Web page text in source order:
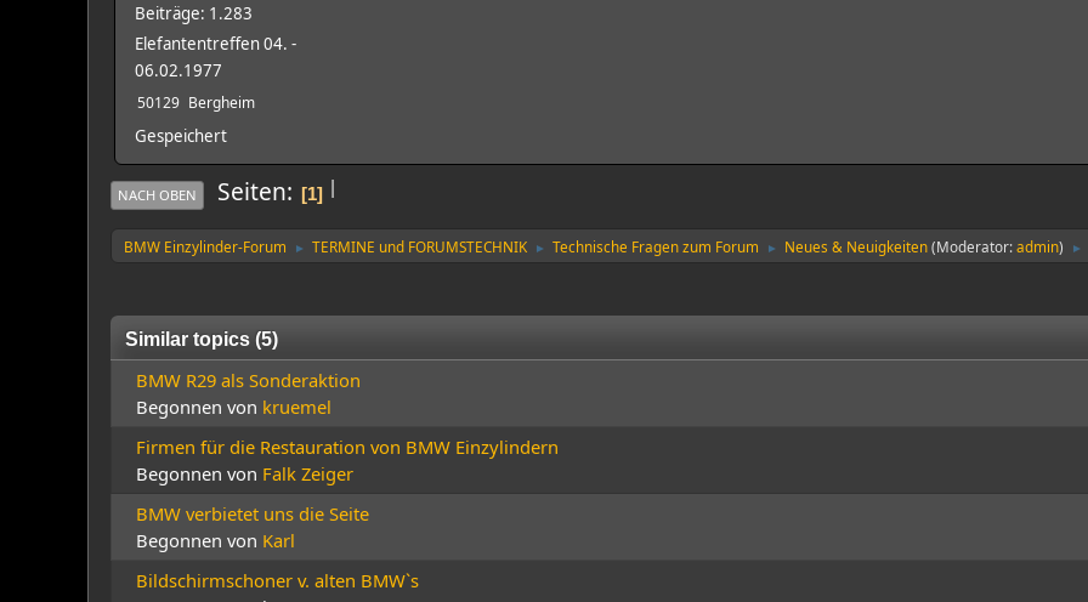
Beiträge: 1.283
Elefantentreffen 04. -
06.02.1977
50129 Bergheim
Gespeichert
|
NACH OBEN Seiten 1
BMW Einzylinder-Forum ► TERMINE und FORUMSTECHNIK ► Technische Fragen zum Forum ► Neues & Neuigkeiten(Moderator:admin) ►
Similar topics (5)
BMW R29 als Sonderaktion
Begonnen von kruemel
Firmen für die Restauration von BMW Einzylindern
Begonnen von Falk Zeiger
BMW verbietet uns die Seite
Begonnen von Karl
Bildschirmschoner v. alten BMW`s